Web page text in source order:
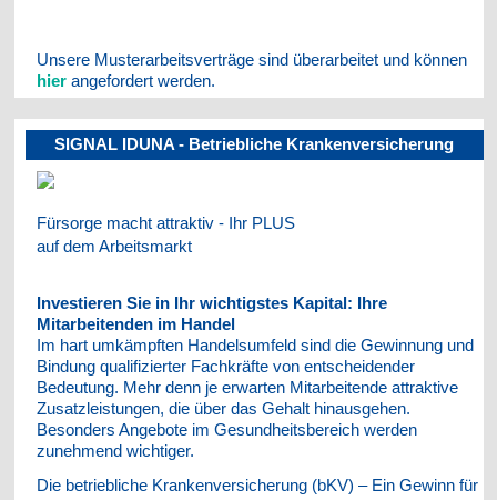
Unsere Musterarbeitsverträge sind überarbeitet und können
hierangefordert werden.
SIGNAL IDUNA - Betriebliche Krankenversicherung
Fürsorge macht attraktiv - Ihr PLUS
auf dem Arbeitsmarkt
Investieren Sie in Ihr wichtigstes Kapital: Ihre
Mitarbeitenden im Handel
Im hart umkämpften Handelsumfeld sind die Gewinnung und
Bindung qualifizierter Fachkräfte von entscheidender
Bedeutung. Mehr denn je erwarten Mitarbeitende attraktive
Zusatzleistungen, die über das Gehalt hinausgehen.
Besonders Angebote im Gesundheitsbereich werden
zunehmend wichtiger.
Die betriebliche Krankenversicherung (bKV) – Ein Gewinn für